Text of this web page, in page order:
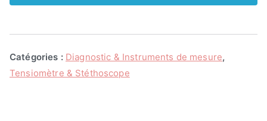
Catégories : Diagnostic & Instruments de mesure,
Tensiomètre & Stéthoscope